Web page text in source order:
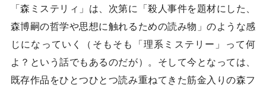
「森ミステリィ」は、次第に「殺人事件を題材にした、
森博嗣の哲学や思想に触れるための読み物」のような感
じになっていく（そもそも「理系ミステリー」って何
よ？という話でもあるのだが）。そして今となっては、
既存作品をひとつひとつ読み重ねてきた筋金入りの森フ